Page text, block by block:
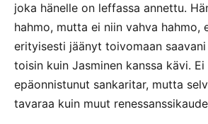
joka hänelle on leffassa annettu.
hahmo, mutta ei niin vahva hahmo,
erityisesti jäänyt toivomaan saavani
toisin kuin Jasminen kanssa kävi.
epäonnistunut sankaritar, mutta
tavaraa kuin muut